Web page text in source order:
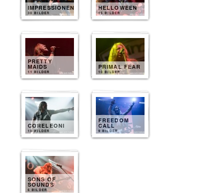
IMPRESSIONEN
30 BILDER
HELLOWEEN
15 BILDER
PRETTY
MAIDS
11 BILDER
PRIMAL FEAR
10 BILDER
CORELEONI
10 BILDER
FREEDOM
CALL
9 BILDER
SONS OF
SOUNDS
6 BILDER